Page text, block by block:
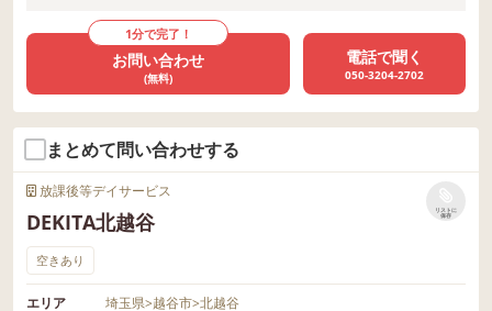
1分で完了！
お問い合わせ
(無料)
電話で聞く
050-3204-2702
まとめて問い合わせする
放課後等デイサービス
DEKITA北越谷
リストに
保存
空きあり
エリア 埼玉県>越谷市>北越谷